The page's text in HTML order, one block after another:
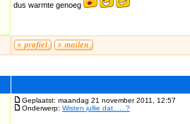
dus warmte genoeg
Geplaatst: maandag 21 november 2011, 12:57
Onderwerp: Wisten jullie dat......?